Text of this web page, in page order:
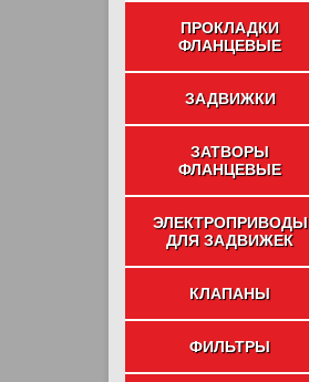
ПРОКЛАДКИ
ФЛАНЦЕВЫЕ
ЗАДВИЖКИ
ЗАТВОРЫ
ФЛАНЦЕВЫЕ
ЭЛЕКТРОПРИВОДЫ
ДЛЯ ЗАДВИЖЕК
КЛАПАНЫ
ФИЛЬТРЫ